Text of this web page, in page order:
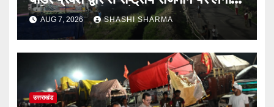
गई रंगीन एलईडी लाइटें
AUG 7, 2026 SHASHI SHARMA
उत्तराखंड